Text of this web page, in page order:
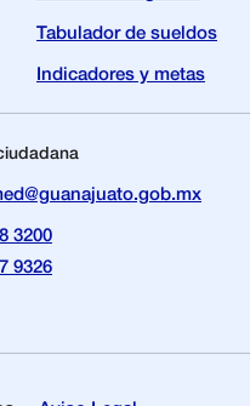
Tabulador de sueldos
Indicadores y metas
3200
9326